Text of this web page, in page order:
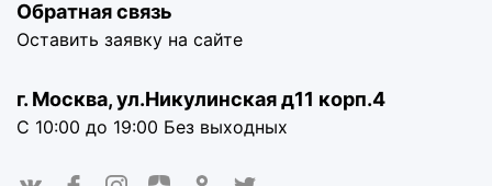
Обратная связь
Оставить заявку на сайте
г. Москва, ул.Никулинская д11 корп.4
С 10:00 до 19:00 Без выходных